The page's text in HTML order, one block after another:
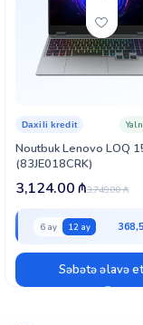
Göstərilən dəyərlər müstəqil
aralıqlardır (yüksək ayarlar,
sürücü versiyası və oyunun
gücü modeldən (TGP) asılı
Noutbuk Lenovo LOQ
(83JE018CRK)
Daxili kredit
3,749.00₼
3,124.00₼
6 ay 12 ay
Səbətə əlavə